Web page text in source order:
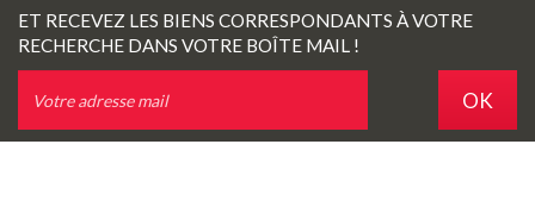
ET RECEVEZ LES BIENS CORRESPONDANTS À VOTRE
RECHERCHE DANS VOTRE BOÎTE MAIL !
OK